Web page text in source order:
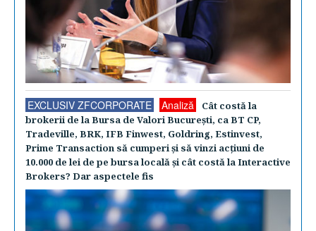
EXCLUSIV ZFCORPORATE Analiză
Cât costă la
brokerii de la Bursa de Valori Bucureşti, ca BT CP,
Tradeville, BRK, IFB Finwest, Goldring, Estinvest,
Prime Transaction să cumperi şi să vinzi acţiuni de
10.000 de lei de pe bursa locală şi cât costă la Interactive
Brokers? Dar aspectele fis